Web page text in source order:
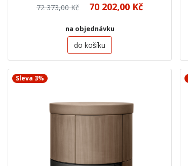
72 373,00 Kč 70 202,00 Kč
na objednávku
do košíku
Sleva 3%